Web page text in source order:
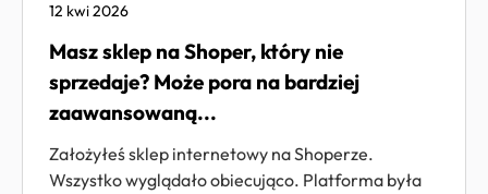
12 kwi 2026
Masz sklep na Shoper, który nie
sprzedaje? Może pora na bardziej
zaawansowaną...
Założyłeś sklep internetowy na Shoperze.
Wszystko wyglądało obiecująco. Platforma była